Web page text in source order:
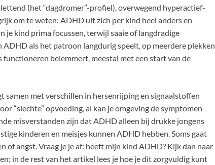
(het “dagdromer”-profiel), overwegend hyperactief-
om te weten: ADHD uit zich per kind heel anders en
je kind prima focussen, terwijl saaie of langdradige
ADHD als het patroon langdurig speelt, op meerdere plekken
belemmert, meestal met een start van de
samen met verschillen in hersenrijping en signaalstoffen
“slechte” opvoeding, al kan je omgeving de symptomen
misverstanden zijn dat ADHD alleen bij drukke jongens
kinderen en meisjes kunnen ADHD hebben. Soms gaat
of angst. Vraag je je af: heeft mijn kind ADHD? Kijk dan naar
in de rest van het artikel lees je hoe je dit zorgvuldig kunt